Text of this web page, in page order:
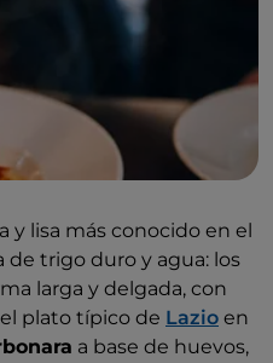
y lisa más conocido en el
trigo duro y agua: los
larga y delgada, con
plato típico de Lazio en
a base de huevos,